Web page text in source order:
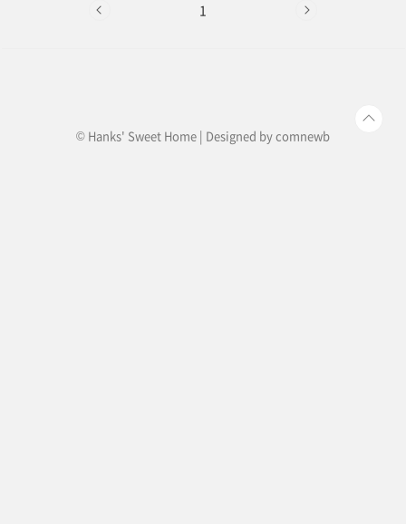
대 특별할인 30,000원 대흥사 (해남) 땅끝, 새로운
1
© Hanks' Sweet Home | Designed bycomnewb